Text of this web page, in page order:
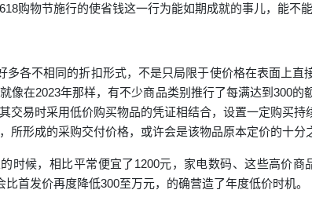
购物节施行的使省钱这一行为能如期成就的事儿，能不能
多各不相同的折扣形式，不是只局限于使价格在表面上直
像在2023年那样，有不少商品类别推行了每满达到300的
交易时采用低价购买物品的凭证相结合，设置一定购买
所形成的采购交付价格，或许会是该物品原本定价的十分
时候，相比平常便宜了1200元，家电数码、这些高价
首发价再度降低300至万元，的确营造了年度低价时机。